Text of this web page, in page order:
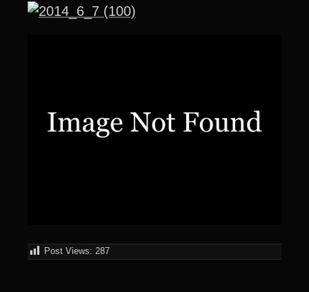
Post Views: 287